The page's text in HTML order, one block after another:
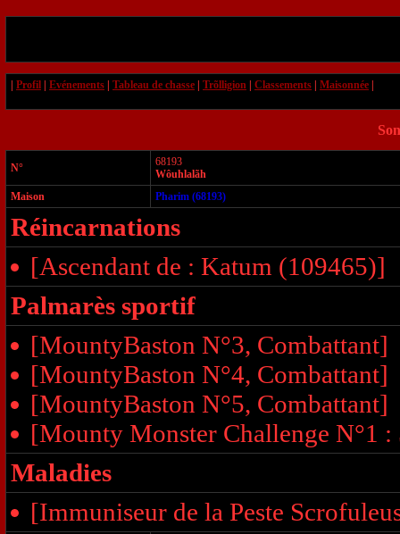
Profil Evénements Tableau de chasse Trõlligion Classements Maisonnée
N°
68193
Wôuhlalãh
Maison
Pharim (68193)
Réincarnations
[Ascendant de : Katum (109465)]
Palmarès sportif
[MountyBaston N°3, Combattant]
[MountyBaston N°4, Combattant]
[MountyBaston N°5, Combattant]
[Mounty Monster Challenge N°1 :
Maladies
[Immuniseur de la Peste